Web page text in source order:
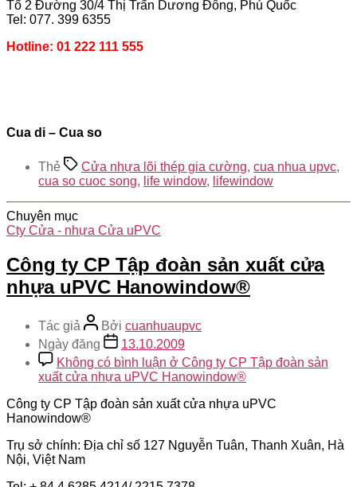
Tổ 2 Đường 30/4 Thị Trấn Dương Đông, Phú Quốc
Tel: 077. 399 6355
Hotline: 01 222 111 555
Cua di – Cua so
Thẻ Cửa nhựa lõi thép gia cường, cua nhua upvc,
cua so cuoc song, life window, lifewindow
Chuyên mục
Cty Cửa - nhựa Cửa uPVC
Công ty CP Tập đoàn sản xuất cửa
nhựa uPVC Hanowindow®
Tác giả Bởi cuanhuaupvc
Ngày đăng
13.10.2009
Không có bình luận ở Công ty CP Tập đoàn sản
xuất cửa nhựa uPVC Hanowindow®
Công ty CP Tập đoàn sản xuất cửa nhựa uPVC
Hanowindow®
Trụ sở chính: Địa chỉ số 127 Nguyễn Tuân, Thanh Xuân, Hà
Nội, Việt Nam